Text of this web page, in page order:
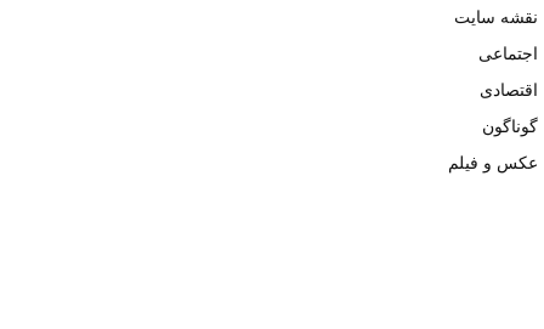
نقشه سایت
اجتماعی
اقتصادی
گوناگون
عکس و فیلم